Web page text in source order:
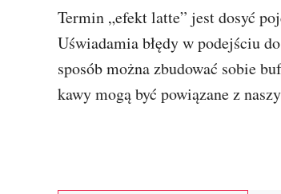
Termin „efekt latte” jest dosyć
Uświadamia błędy w podejściu
sposób można zbudować sobie
kawy mogą być powiązane z